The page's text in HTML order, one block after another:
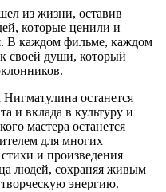
из жизни, оставив
которые ценили и
В каждом фильме, каждом
своей души, который
Нигматулина останется
и вклада в культуру и
мастера останется
для многих
и произведения
людей, сохраняя живым
энергию.